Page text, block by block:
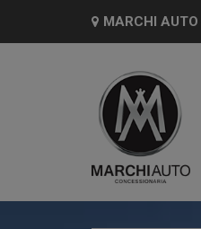
MARCHI AUTO